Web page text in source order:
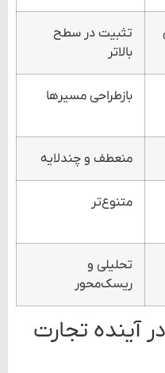
تثبیت در سطح
بالاتر
بازطراحی مسیرها
منعطف و چندلایه
متنوع‌تر
تحلیلی و
ریسک‌محور
آینده تجارت